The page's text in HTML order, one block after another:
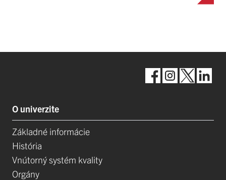
O univerzite
Základné informácie
História
Vnútorný systém kvality
Orgány